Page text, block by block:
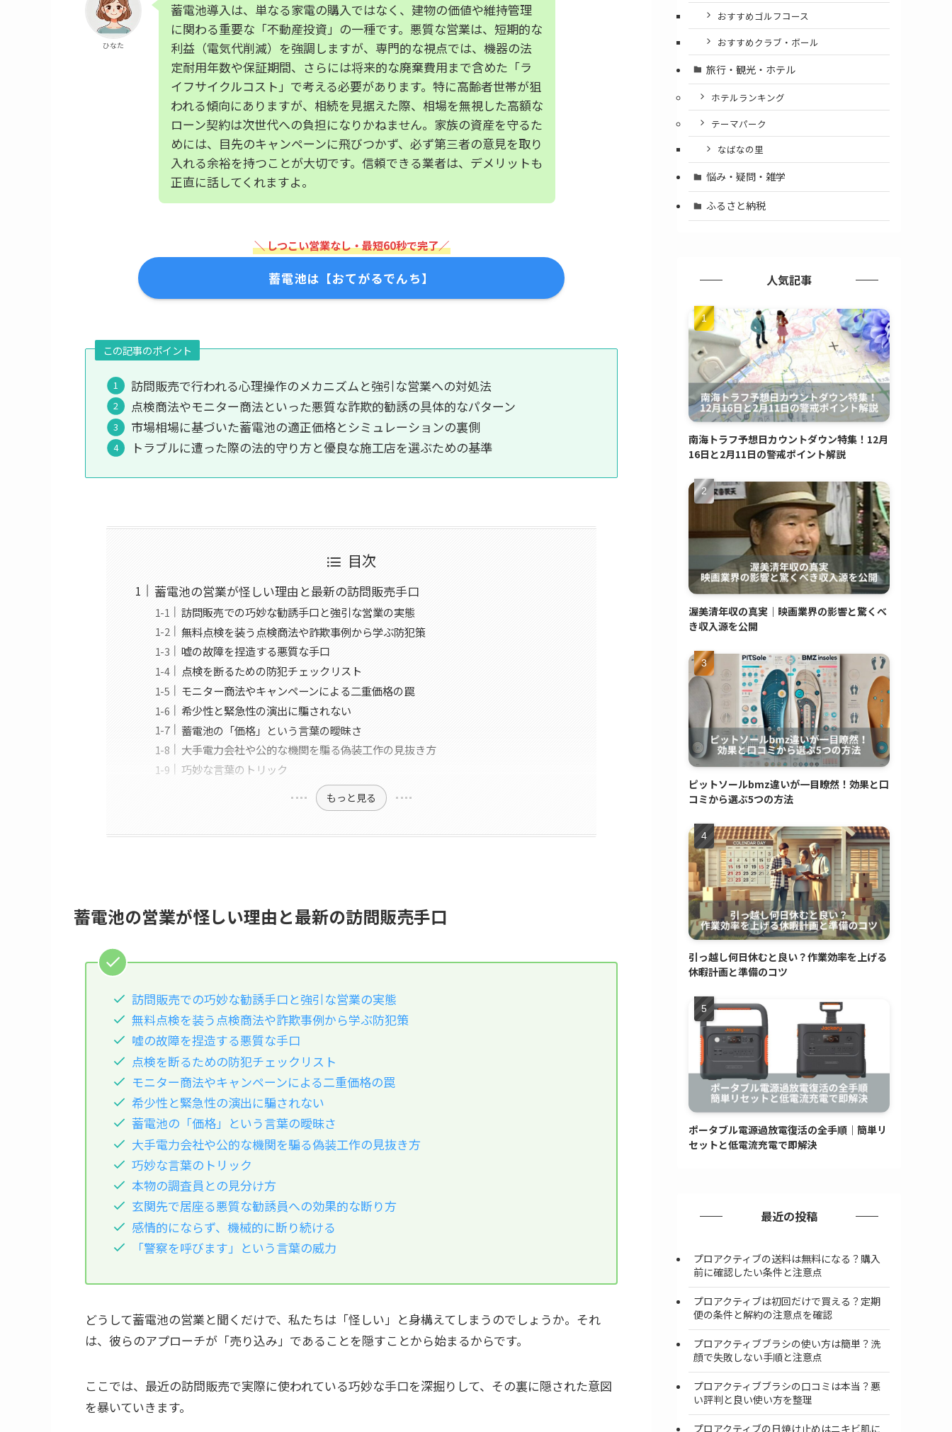
ひなた
蓄電池導入は、単なる家電の購入ではなく、建物の価値や維持管理
に関わる重要な「不動産投資」の一種です。悪質な営業は、短期的な
利益（電気代削減）を強調しますが、専門的な視点では、機器の法
定耐用年数や保証期間、さらには将来的な廃棄費用まで含めた「ラ
イフサイクルコスト」で考える必要があります。特に高齢者世帯が狙
われる傾向にありますが、相続を見据えた際、相場を無視した高額な
ローン契約は次世代への負担になりかねません。家族の資産を守るた
めには、目先のキャンペーンに飛びつかず、必ず第三者の意見を取り
入れる余裕を持つことが大切です。信頼できる業者は、デメリットも
正直に話してくれますよ。
＼ しつこい営業なし・最短60秒で完了／
蓄電池は【おてがるでんち】
この記事のポイント
訪問販売で行われる心理操作のメカニズムと強引な営業への対処法
点検商法やモニター商法といった悪質な詐欺的勧誘の具体的なパターン
市場相場に基づいた蓄電池の適正価格とシミュレーションの裏側
トラブルに遭った際の法的守り方と優良な施工店を選ぶための基準
目次
蓄電池の営業が怪しい理由と最新の訪問販売手口
訪問販売での巧妙な勧誘手口と強引な営業の実態
無料点検を装う点検商法や詐欺事例から学ぶ防犯策
嘘の故障を捏造する悪質な手口
点検を断るための防犯チェックリスト
モニター商法やキャンペーンによる二重価格の罠
希少性と緊急性の演出に騙されない
蓄電池の「価格」という言葉の曖昧さ
大手電力会社や公的な機関を騙る偽装工作の見抜き方
巧妙な言葉のトリック
もっと見る
蓄電池の営業が怪しい理由と最新の訪問販売手口
訪問販売での巧妙な勧誘手口と強引な営業の実態
無料点検を装う点検商法や詐欺事例から学ぶ防犯策
嘘の故障を捏造する悪質な手口
点検を断るための防犯チェックリスト
モニター商法やキャンペーンによる二重価格の罠
希少性と緊急性の演出に騙されない
蓄電池の「価格」という言葉の曖昧さ
大手電力会社や公的な機関を騙る偽装工作の見抜き方
巧妙な言葉のトリック
本物の調査員との見分け方
玄関先で居座る悪質な勧誘員への効果的な断り方
感情的にならず、機械的に断り続ける
「警察を呼びます」という言葉の威力
どうして蓄電池の営業と聞くだけで、私たちは「怪しい」と身構えてしまうのでしょうか。それ
は、彼らのアプローチが「売り込み」であることを隠すことから始まるからです。
ここでは、最近の訪問販売で実際に使われている巧妙な手口を深掘りして、その裏に隠された意図
を暴いていきます。
おすすめゴルフコース
おすすめクラブ・ボール
旅行・観光・ホテル
ホテルランキング
テーマパーク
なばなの里
悩み・疑問・雑学
ふるさと納税
人気記事
南海トラフ予想日カウントダウン特集！12月
16日と2月11日の警戒ポイント解説
渥美清年収の真実｜映画業界の影響と驚くべ
き収入源を公開
ピットソールbmz違いが一目瞭然！効果と口
コミから選ぶ5つの方法
引っ越し何日休むと良い？作業効率を上げる
休暇計画と準備のコツ
ポータブル電源過放電復活の全手順｜簡単リ
セットと低電流充電で即解決
最近の投稿
プロアクティブの送料は無料になる？購入
前に確認したい条件と注意点
プロアクティブは初回だけで買える？定期
便の条件と解約の注意点を確認
プロアクティブブラシの使い方は簡単？洗
顔で失敗しない手順と注意点
プロアクティブブラシの口コミは本当？悪
い評判と良い使い方を整理
プロアクティブの日焼け止めはニキビ肌に